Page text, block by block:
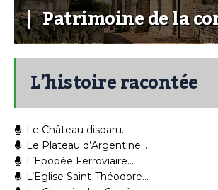
Patrimoine de la
L’histoire racontée
Le Château disparu…
Le Plateau d’Argentine…
L’Epopée Ferroviaire…
L’Eglise Saint-Théodore…